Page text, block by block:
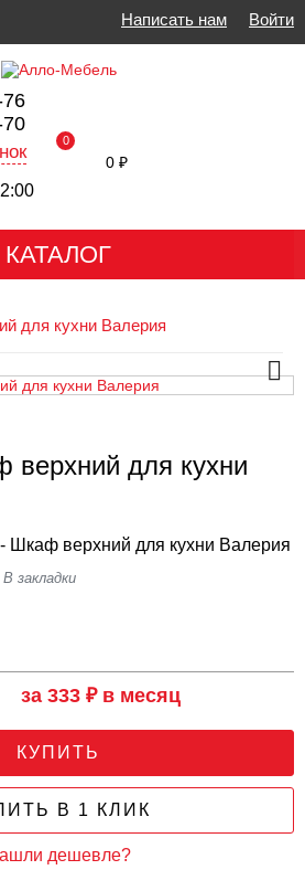
Написать нам Войти
0
0 ₽
КАТАЛОГ
для кухни Валерия
для кухни
Шкаф верхний для кухни Валерия
за 333 ₽ в месяц
КУПИТЬ
В 1 КЛИК
дешевле?